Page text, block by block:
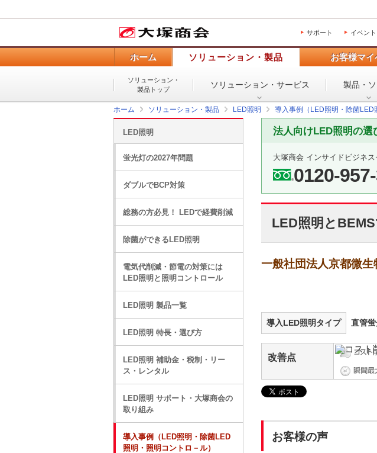
サポート イベン
ホーム ソリューション・製品 お客様マイ
ソリューション・
製品トップ
ソリューション・ サービス 製品・ソ
ホーム ソリューション・製品 LED照明 導入事例（LED照明・除菌LED
法人向けLED照明の選
大塚商会 インサイドビジネ
0120-
LED照明と
一般社団法人京都微生
導入LED照明タイプ 直管
改善点
お客様の声
LED照明
蛍光灯の2027年問題
ダブルでBCP対策
総務の方必見！ LEDで経費削減
除菌ができるLED照明
電気代削減・節電の対策には
LED照明と照明コントロール
LED照明 製品一覧
LED照明 特長・選び方
LED照明 補助金・税制・リー
ス・レンタル
LED照明 サポート・大塚商会の
取り組み
導入事例（LED照明・除菌LED
照明・照明コントロ－ル）